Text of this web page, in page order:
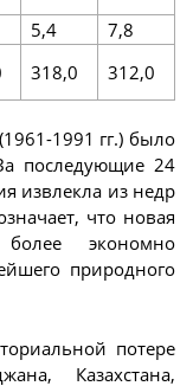
5,4
7,8
318,0 312,0
1991 гг.) было
последующие 24
извлекла из недр
что новая
более экономно
природного
потере
Казахстана,